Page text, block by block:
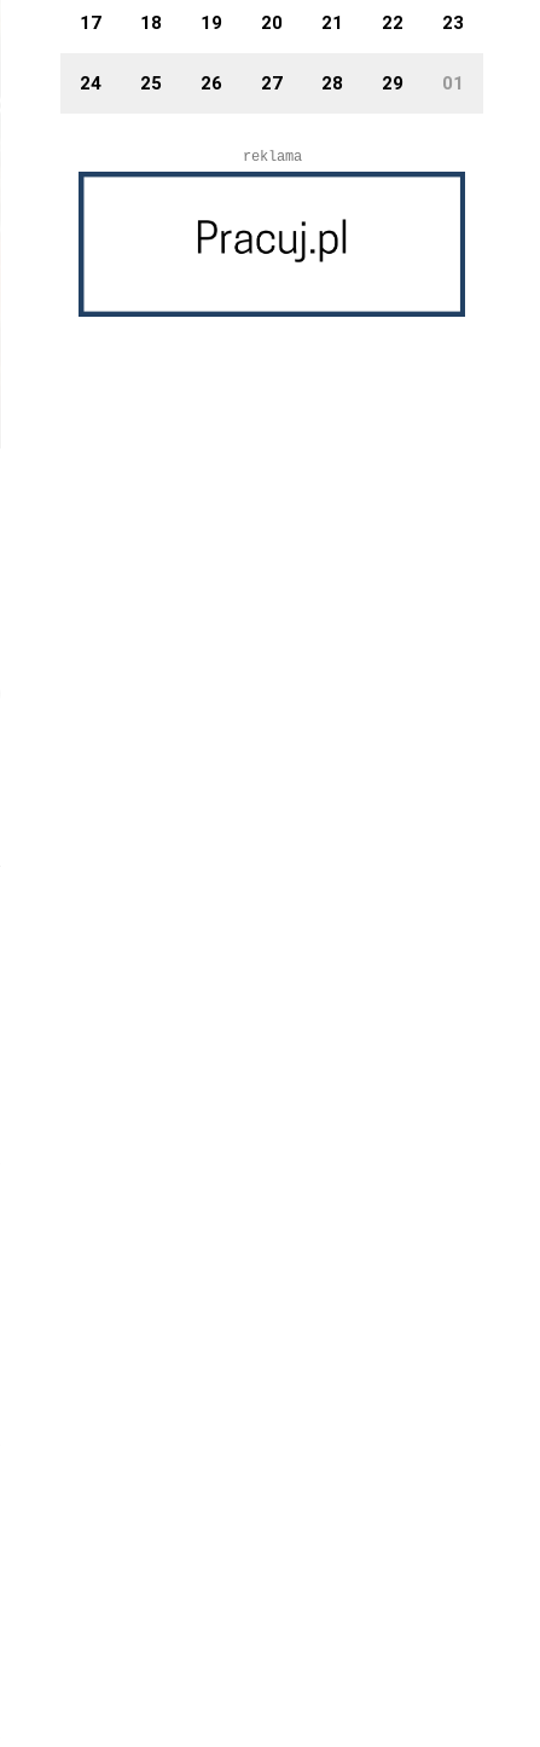
17 18 19 20 21 22 23
24 25 26 27 28 29 01
reklama